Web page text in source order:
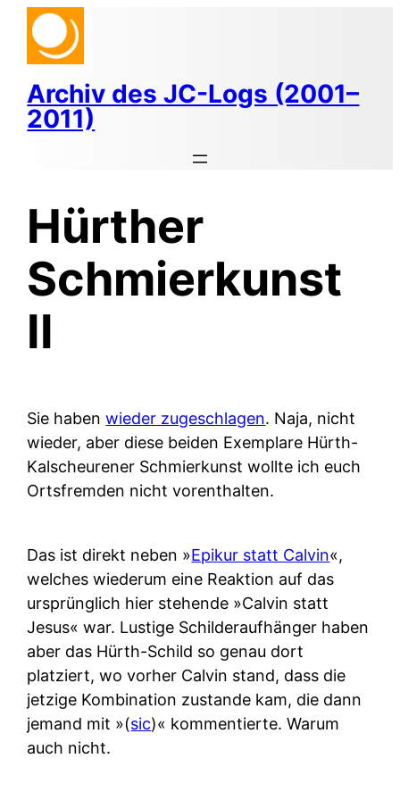
Zum
Inhalt
springen
Archiv des JC-Logs (2001–
2011)
Hürther
Schmierkunst
II
Sie habenwieder zugeschlagen. Naja, nicht
wieder, aber diese beiden Exemplare Hürth-
Kalscheurener Schmierkunst wollte ich euch
Ortsfremden nicht vorenthalten.
Das ist direkt neben »Epikur statt Calvin«,
welches wiederum eine Reaktion auf das
ursprünglich hier stehende »Calvin statt
Jesus« war. Lustige Schilderaufhänger haben
aber das Hürth-Schild so genau dort
platziert, wo vorher Calvin stand, dass die
jetzige Kombination zustande kam, die dann
jemand mit »(sic)« kommentierte. Warum
auch nicht.